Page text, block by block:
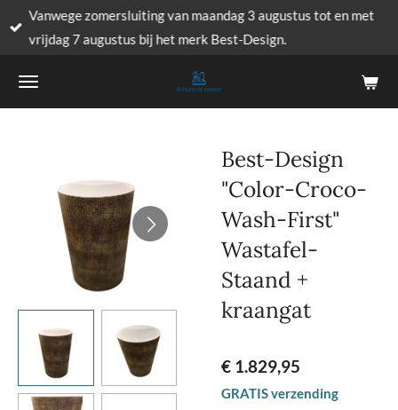
Ga
direct
de
Vanwege zomersluiting van maandag 3 augustus tot en met
vrijdag 7 augustus bij het merk Best-Design.
Best-Design
"Color-Croco-
Wash-First"
Wastafel-
Staand +
kraangat
€ 1.829,95
GRATIS verzending